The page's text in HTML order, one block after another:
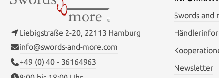
(Dogwood-
Tsuba
durch
der Saya
Liebigstraße 2-20, 22113 Hamburg
info@swords-and-more.com
+49 (0) 40 - 36164963
Swords and
Newsletter